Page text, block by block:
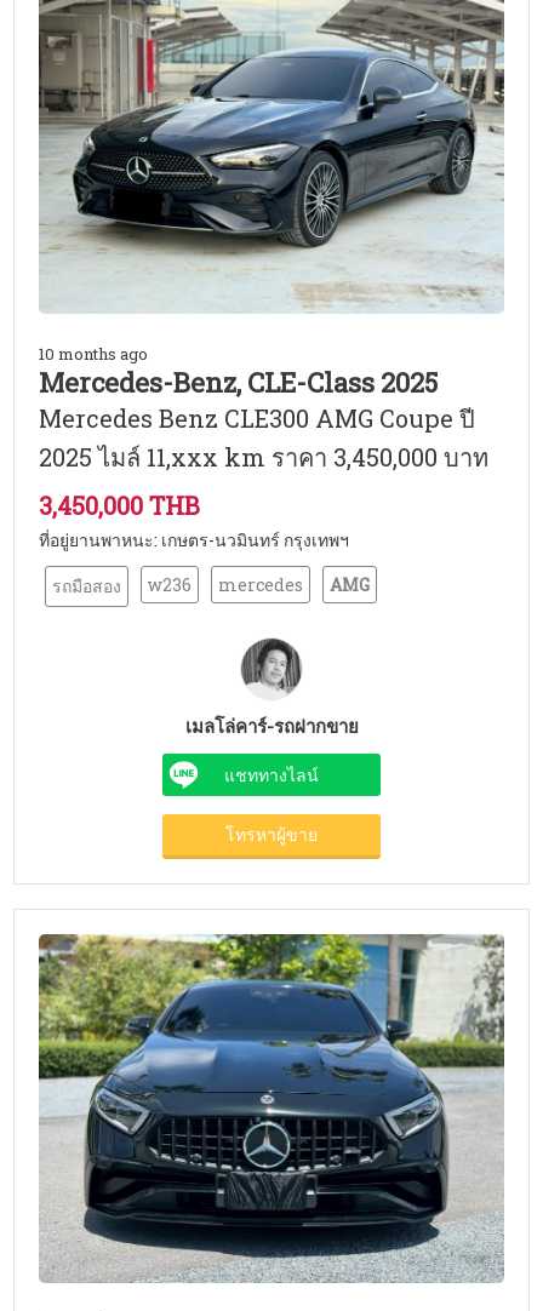
10 months ago
Mercedes-Benz, CLE-Class 2025
Mercedes Benz CLE300 AMG Coupe ปี
2025 ไมล์ 11,xxx km ราคา 3,450,000 บาท
3,450,000 THB
ที่อยู่ยานพาหนะ: เกษตร-นวมินทร์ กรุงเทพฯ
รถมือสอง
w236 mercedes AMG
เมลโล่คาร์-รถฝากขาย
แชททางไลน์
โทรหาผู้ขาย